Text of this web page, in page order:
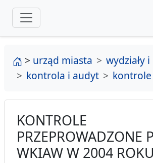
strona główna
> urząd miasta
wydziały
kontrola i audyt
KONTROLE
PRZEPROWADZONE
WKIAW W 2004 ROKU